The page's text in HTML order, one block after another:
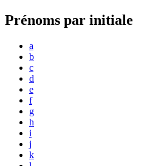
Prénoms par initiale
a
b
c
d
e
f
g
h
i
j
k